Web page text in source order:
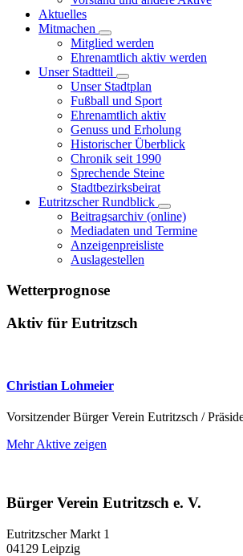
Aktuelles
Mitmachen
Mitglied werden
Ehrenamtlich aktiv werden
Unser Stadtteil
Unser Stadtplan
Fußball und Sport
Ehrenamtlich aktiv
Genuss und Erholung
Historischer Überblick
Chronik seit 1990
Sprechende Steine
Stadtbezirksbeirat
Eutritzscher Rundblick
Beitragsarchiv (online)
Mediadaten und Termine
Anzeigenpreisliste
Auslagestellen
Wetterprognose
Aktiv für Eutritzsch
Christian Lohmeier
Vorsitzender Bürger Verein Eutritzsch /
Mehr Aktive zeigen
Bürger Verein Eutritzsch e. V.
Eutritzscher Markt 1
04129 Leipzig